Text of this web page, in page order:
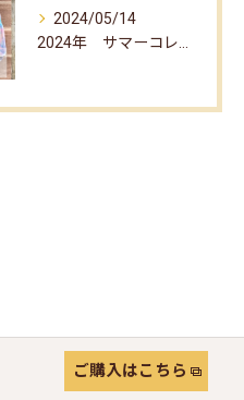
2024/05/14
ご購入はこちら